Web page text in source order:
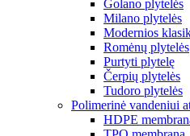
Golano plytelės
Milano plytelės
Modernios
Romėnų plytelės
Purtyti plytelę
Čerpių plytelės
Tudoro plytelės
Polimerinė vandeniui
HDPE